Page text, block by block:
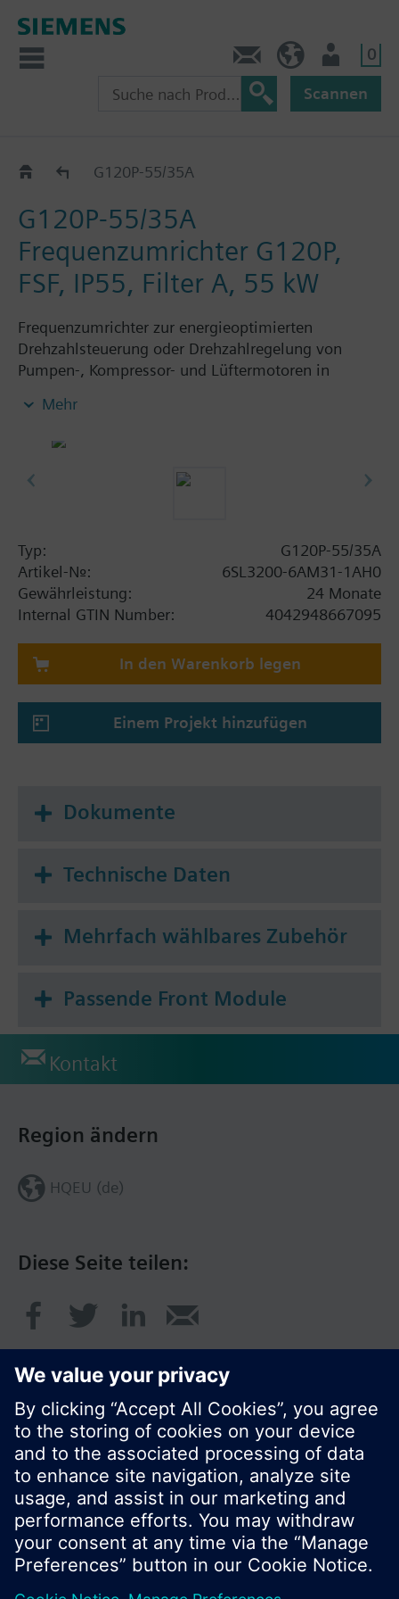
0
Scannen
G120P..5AG120P-55/35A
G120P-55/35A
Frequenzumrichter G120P,
FSF, IP55, Filter A, 55 kW
Frequenzumrichter zur energieoptimierten
Drehzahlsteuerung oder Drehzahlregelung von
Pumpen-, Kompressor- und Lüftermotoren in
Power Module PM230, Control Unit CU230P-2-BT
Zusatzinformation
Mehr
Typ:
G120P-55/35A
Artikel-Nr.:
6SL3200-6AM31-1AH0
Gewährleistung:
24 Monate
Internal GTIN Number:
4042948667095
In den Warenkorb legen
Einem Projekt hinzufügen
Dokumente
Technische Daten
Mehrfach wählbares Zubehör
Passende Front Module
Kontakt
Diese Seite teilen:
Region ändern
HQEU (de)
© Siemens Schweiz AG 2017
Produktangebot und Preise können pro Land
variieren.